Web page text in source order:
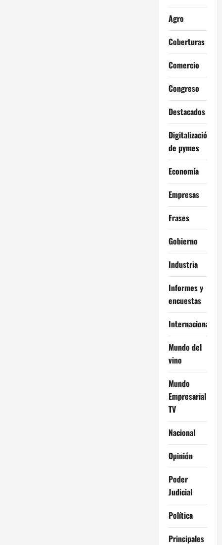
Agro
Coberturas
Comercio
Congreso
Destacados
Digitalización
de pymes
Economía
Empresas
Frases
Gobierno
Industria
Informes y
encuestas
Internacional
Mundo del
vino
Mundo
Empresarial
TV
Nacional
Opinión
Poder
Judicial
Política
Principales